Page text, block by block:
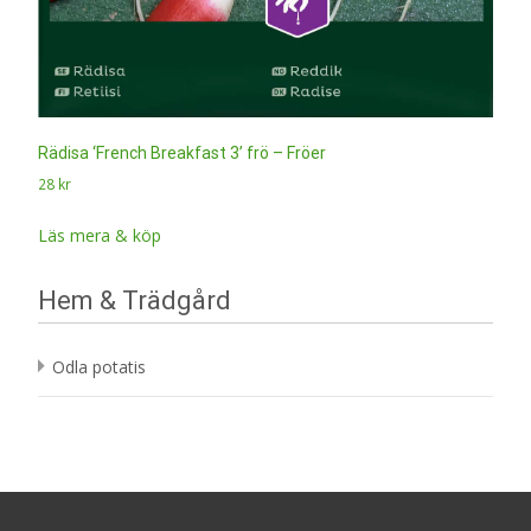
Rädisa ‘French Breakfast 3’ frö – Fröer
28 kr
Läs mera & köp
Hem & Trädgård
Odla potatis